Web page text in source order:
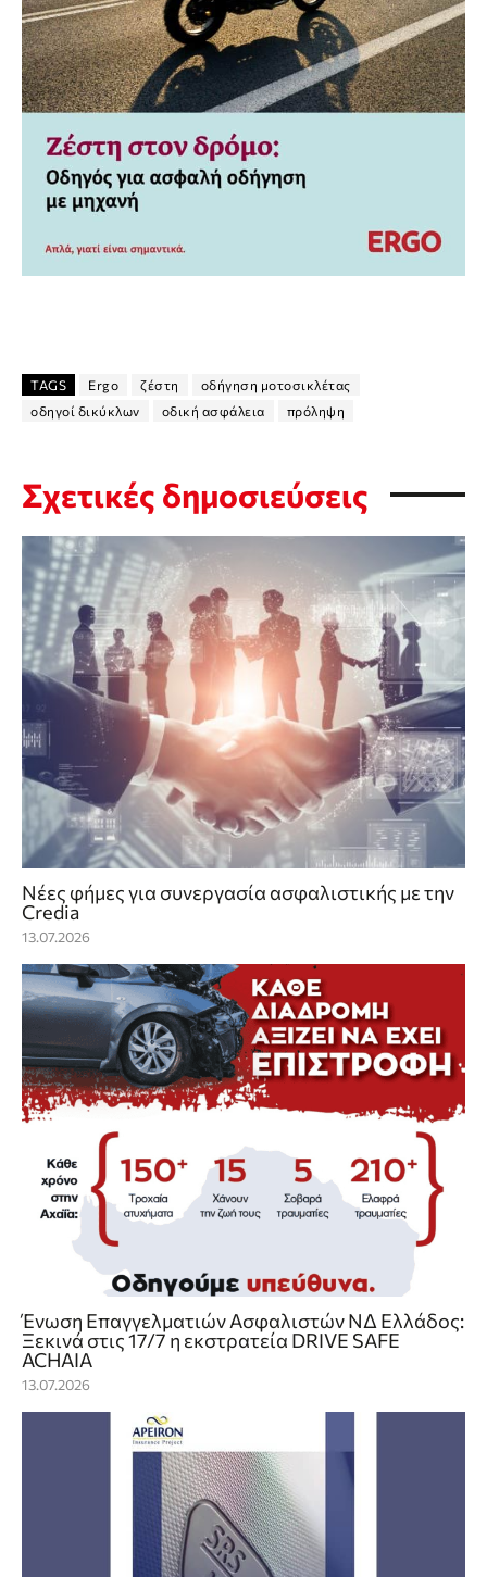
TAGS Ergo ζέστη
οδήγηση μοτοσικλέτας
οδηγοί δικύκλων
οδική ασφάλεια πρόληψη
Σχετικές δημοσιεύσεις
Νέες φήμες για συνεργασία ασφαλιστικής με την
Credia
13.07.2026
Ένωση Επαγγελματιών Ασφαλιστών ΝΔ Ελλάδος:
Ξεκινά στις 17/7 η εκστρατεία DRIVE SAFE
ACHAIA
13.07.2026